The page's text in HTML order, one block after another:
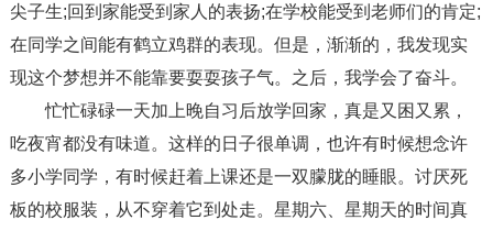
尖子生;回到家能受到家人的表扬;在学校能受到老师们的肯定;
在同学之间能有鹤立鸡群的表现。但是，渐渐的，我发现实
现这个梦想并不能靠要耍耍孩子气。之后，我学会了奋斗。
忙忙碌碌一天加上晚自习后放学回家，真是又困又累，
吃夜宵都没有味道。这样的日子很单调，也许有时候想念许
多小学同学，有时候赶着上课还是一双朦胧的睡眼。讨厌死
板的校服装，从不穿着它到处走。星期六、星期天的时间真